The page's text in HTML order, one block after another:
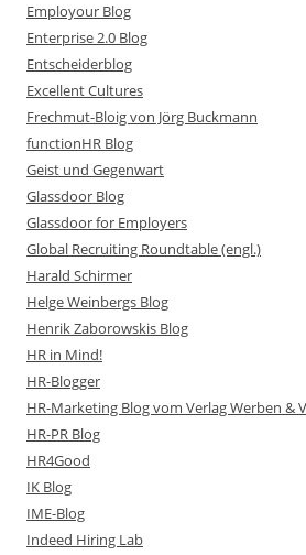
Employour Blog
Enterprise 2.0 Blog
Entscheiderblog
Excellent Cultures
Frechmut-Bloig von Jörg Buckmann
functionHR Blog
Geist und Gegenwart
Glassdoor Blog
Glassdoor for Employers
Global Recruiting Roundtable (engl.)
Harald Schirmer
Helge Weinbergs Blog
Henrik Zaborowskis Blog
HR in Mind!
HR-Blogger
HR-Marketing Blog vom Verlag Werben &
HR-PR Blog
HR4Good
IK Blog
IME-Blog
Indeed Hiring Lab